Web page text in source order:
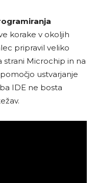
korake v okoljih
pripravil veliko
strani Microchip in na
ustvarjanje
IDE ne bosta